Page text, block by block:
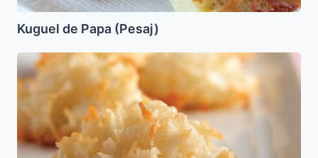
Kuguel de Papa (Pesaj)
Macaroons
(Macarundlaj)